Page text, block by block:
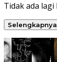
Tidak ada
Selengkapnya